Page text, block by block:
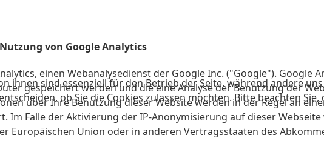
von Google Analytics
einen Webanalysedienst der Google Inc. ("Google"). Google
gespeichert werden und die eine Analyse der Benutzung der
über Ihre Benutzung dieser Website werden in der Regel an
Im Falle der Aktivierung der IP-Anonymisierung auf dieser
Europäischen Union oder in anderen Vertragsstaaten des
ihnen sind essenziell für den Betrieb der Seite, während andere
ob Sie die Cookies zulassen möchten. Bitte beachten